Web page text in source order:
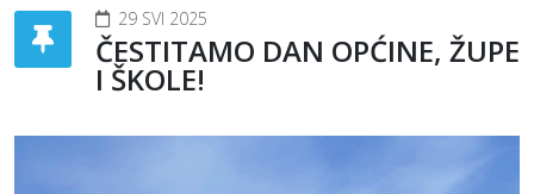
29 SVI 2025
ČESTITAMO DAN OPĆINE, ŽUPE
I ŠKOLE!